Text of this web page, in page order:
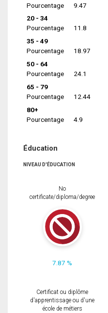
Pourcentage
9.47
20 - 34
Pourcentage
11.8
35 - 49
Pourcentage
18.97
50 - 64
Pourcentage
24.1
65 - 79
Pourcentage
12.44
80+
Pourcentage
4.9
Éducation
NIVEAU D'ÉDUCATION
No
certificate/diploma/degree
7.87 %
Certificat ou diplôme
d'apprentissage ou d'une
école de métiers